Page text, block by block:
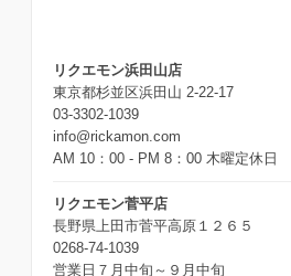
リクエモン浜田山店
東京都杉並区浜田山 2-22-17
03-3302-1039
info@rickamon.com
AM 10：00 - PM 8：00 木曜定休日
リクエモン菅平店
長野県上田市菅平高原１２６５
0268-74-1039
営業日７月中旬～９月中旬